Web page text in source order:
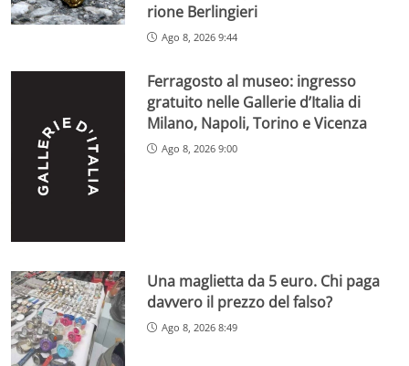
rione Berlingieri
Ago 8, 2026 9:44
Ferragosto al museo: ingresso
gratuito nelle Gallerie d’Italia di
Milano, Napoli, Torino e Vicenza
Ago 8, 2026 9:00
Una maglietta da 5 euro. Chi paga
davvero il prezzo del falso?
Ago 8, 2026 8:49